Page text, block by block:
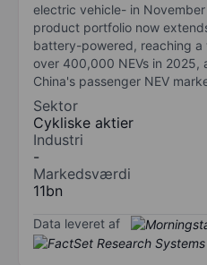
electric vehicle- in November
product portfolio now
battery-powered, reaching a
over 400,000 NEVs in 2025,
China's passenger NEV
Sektor
Cykliske aktier
Industri
-
Markedsværdi
11bn
Data leveret af